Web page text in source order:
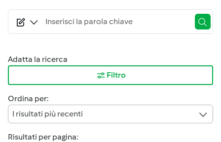
Adatta la ricerca
Filtro
Ordina per:
I risultati più recenti
Risultati per pagina: